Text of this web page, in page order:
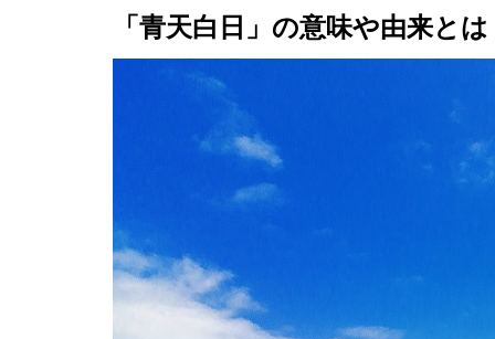
「青天白日」の意味や由来とは